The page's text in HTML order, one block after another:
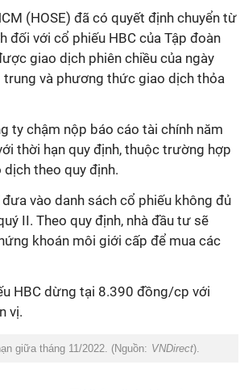
(HOSE) đã có quyết định chuyển từ
đối với cổ phiếu HBC của Tập đoàn
giao dịch phiên chiều của ngày
và phương thức giao dịch thỏa
ty chậm nộp báo cáo tài chính năm
thời hạn quy định, thuộc trường hợp
theo quy định.
vào danh sách cổ phiếu không đủ
II. Theo quy định, nhà đầu tư sẽ
khoán môi giới cấp để mua các
HBC dừng tại 8.390 đồng/cp với
vị.
giữa tháng 11/2022. (Nguồn: VNDirect).